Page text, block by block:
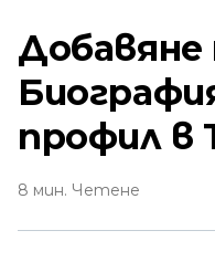
Добавяне
профил в
8 мин. Четене